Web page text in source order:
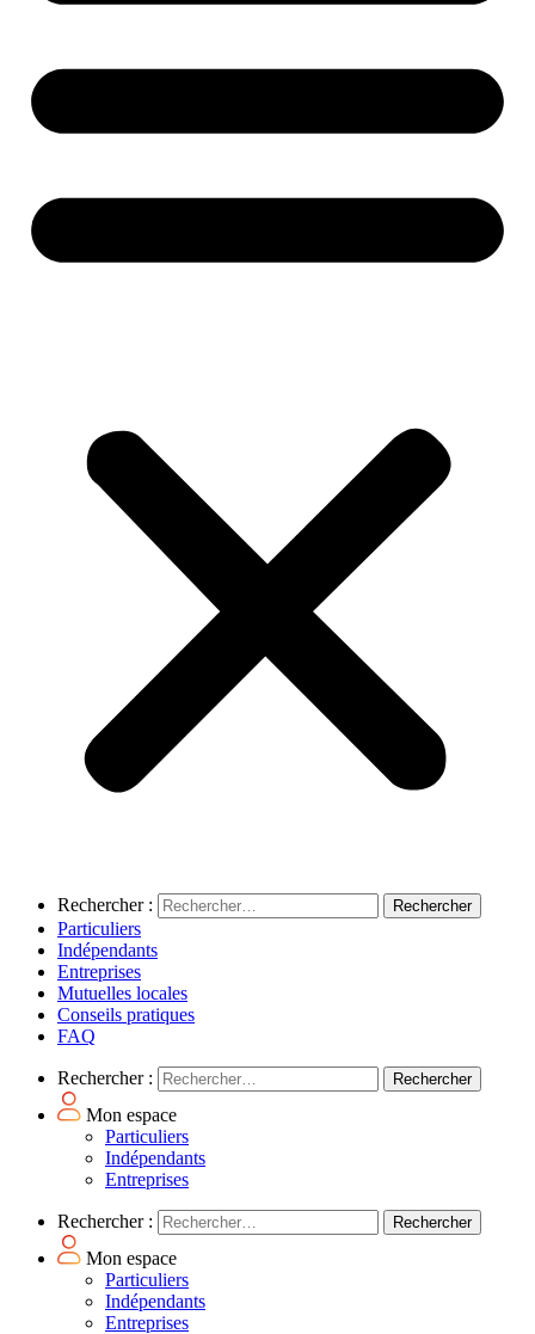
Rechercher :
Particuliers
Indépendants
Entreprises
Mutuelles locales
Conseils pratiques
FAQ
Rechercher :
Mon espace
Particuliers
Indépendants
Entreprises
Rechercher :
Mon espace
Particuliers
Indépendants
Entreprises